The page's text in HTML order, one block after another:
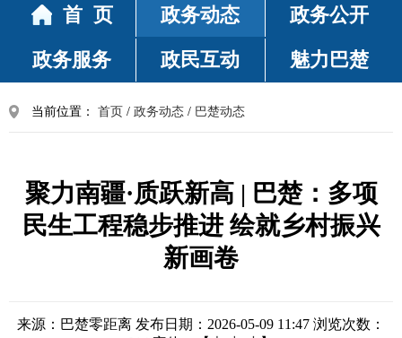
首 页 政务动态
政务公开
政务服务
政民互动 魅力巴楚
当前位置： 首页 / 政务动态 / 巴楚动态
聚力南疆·质跃新高 | 巴楚：多项
民生工程稳步推进 绘就乡村振兴
新画卷
来源：巴楚零距离 发布日期：2026-05-09 11:47 浏览次数：